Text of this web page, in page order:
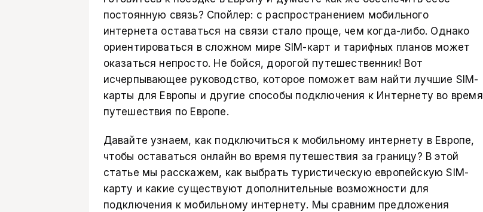
постоянную связь? Спойлер: с распространением мобильного
интернета оставаться на связи стало проще, чем когда-либо. Однако
ориентироваться в сложном мире SIM-карт и тарифных планов может
оказаться непросто. Не бойся, дорогой путешественник! Вот
исчерпывающее руководство, которое поможет вам найти лучшие SIM-
карты для Европы и другие способы подключения к Интернету во время
путешествия по Европе.
Давайте узнаем, как подключиться к мобильному интернету в Европе,
чтобы оставаться онлайн во время путешествия за границу? В этой
статье мы расскажем, как выбрать туристическую европейскую SIM-
карту и какие существуют дополнительные возможности для
подключения к мобильному интернету. Мы сравним предложения